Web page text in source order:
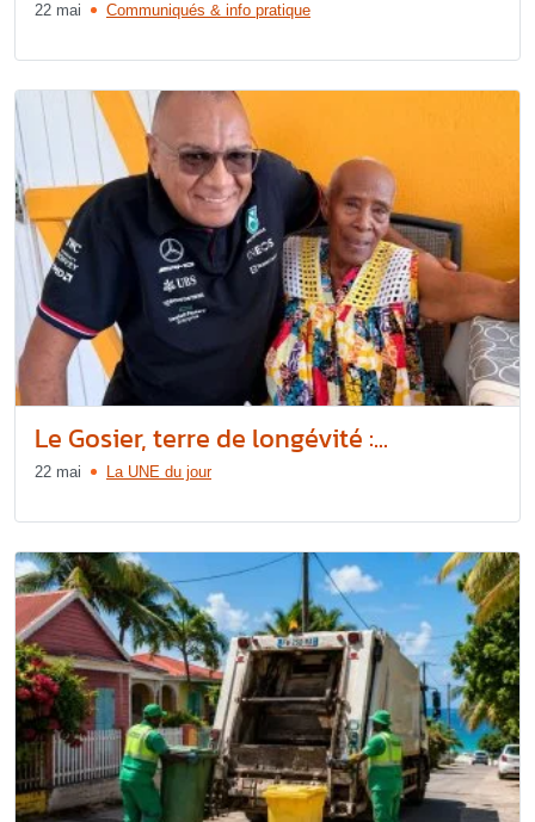
22 mai Communiqués & info pratique
Le Gosier, terre de longévité :...
22 mai La UNE du jour